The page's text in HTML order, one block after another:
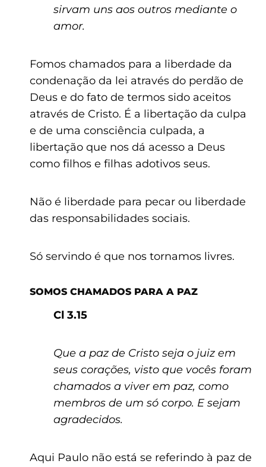
sirvam uns aos outros mediante o
amor.
Fomos chamados para a liberdade da
condenação da lei através do perdão de
Deus e do fato de termos sido aceitos
através de Cristo. É a libertação da culpa
e de uma consciência culpada, a
libertação que nos dá acesso a Deus
como filhos e filhas adotivos seus.
Não é liberdade para pecar ou liberdade
das responsabilidades sociais.
Só servindo é que nos tornamos livres.
SOMOS CHAMADOS PARA A PAZ
Cl 3.15
Que a paz de Cristo seja o juiz em
seus corações, visto que vocês foram
chamados a viver em paz, como
membros de um só corpo. E sejam
agradecidos.
Aqui Paulo não está se referindo à paz de